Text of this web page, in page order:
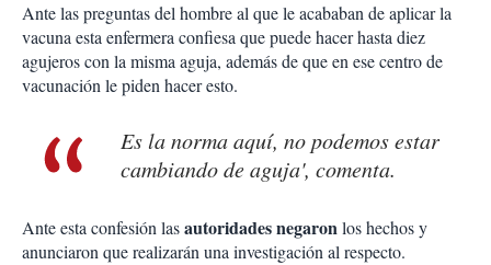
Ante las preguntas del hombre al que le acababan de aplicar la
vacuna esta enfermera confiesa que puede hacer hasta diez
agujeros con la misma aguja, además de que en ese centro de
vacunación le piden hacer esto.
Es la norma aquí, no podemos estar
cambiando de aguja', comenta.
Ante esta confesión lasautoridades negaronlos hechos y
anunciaron que realizarán una investigación al respecto.